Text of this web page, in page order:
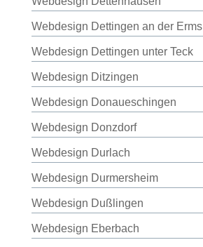
Webdesign Dettingen an der Erms
Webdesign Dettingen unter Teck
Webdesign Ditzingen
Webdesign Donaueschingen
Webdesign Donzdorf
Webdesign Durlach
Webdesign Durmersheim
Webdesign Dußlingen
Webdesign Eberbach